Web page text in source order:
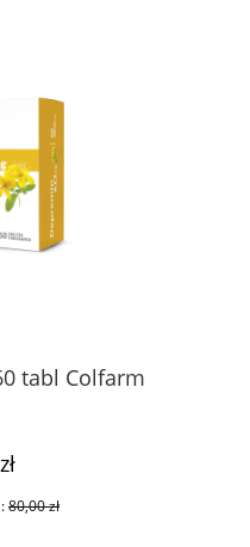
tabl Colfarm
80,00 zł